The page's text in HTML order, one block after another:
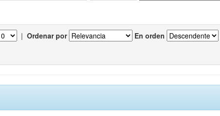
| Ordenar por En orden